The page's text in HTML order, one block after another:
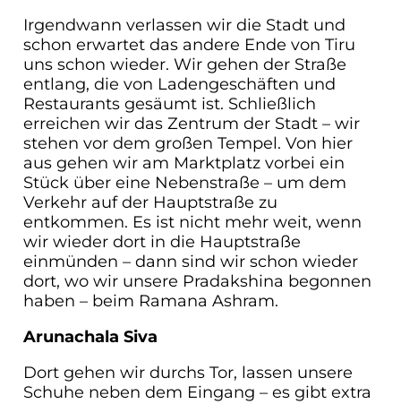
Irgendwann verlassen wir die Stadt und
schon erwartet das andere Ende von Tiru
uns schon wieder. Wir gehen der Straße
entlang, die von Ladengeschäften und
Restaurants gesäumt ist. Schließlich
erreichen wir das Zentrum der Stadt – wir
stehen vor dem großen Tempel. Von hier
aus gehen wir am Marktplatz vorbei ein
Stück über eine Nebenstraße – um dem
Verkehr auf der Hauptstraße zu
entkommen. Es ist nicht mehr weit, wenn
wir wieder dort in die Hauptstraße
einmünden – dann sind wir schon wieder
dort, wo wir unsere Pradakshina begonnen
haben – beim Ramana Ashram.
Arunachala Siva
Dort gehen wir durchs Tor, lassen unsere
Schuhe neben dem Eingang – es gibt extra